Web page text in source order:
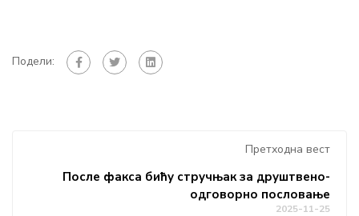
Подели:
Претходна вест
После факса бићу стручњак за друштвено-
одговорно пословање
2025-11-25